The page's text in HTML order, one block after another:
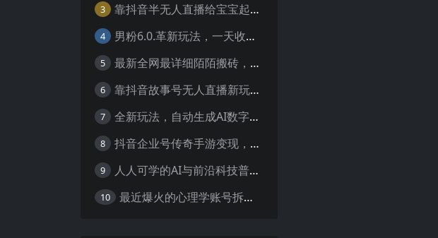
3 靠抖音半无人直播给宝宝起名，公域＋私域双重变现模式
4 男粉6.0.革新玩法，一天收入1500+，用美女引爆得物APP【揭秘】-暖阳网
5 最新全网最详细陌陌搬砖，0成本，日收益300+稳定收入【揭秘】
6 靠抖音故事号无人直播新玩法，日入3000+
7 全新玩法，自动生成AI数字人口播视频，单日最高3000+，能快速上手!-暖阳网
8 抖音企业号传奇手游变现，日入4500+，小白易上手
9 人人可学的AI与前沿科技普及课，零基础，不限背景通俗易懂，深入浅出-暖阳网
10 最近爆火的心理学账号拆解，每天一条视频，半个小时解决，轻松日入三百+-暖阳网